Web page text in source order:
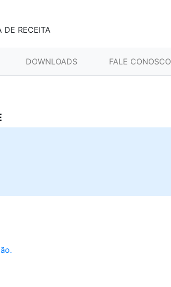
DE RECEITA
DOWNLOADS FALE CONOSCO